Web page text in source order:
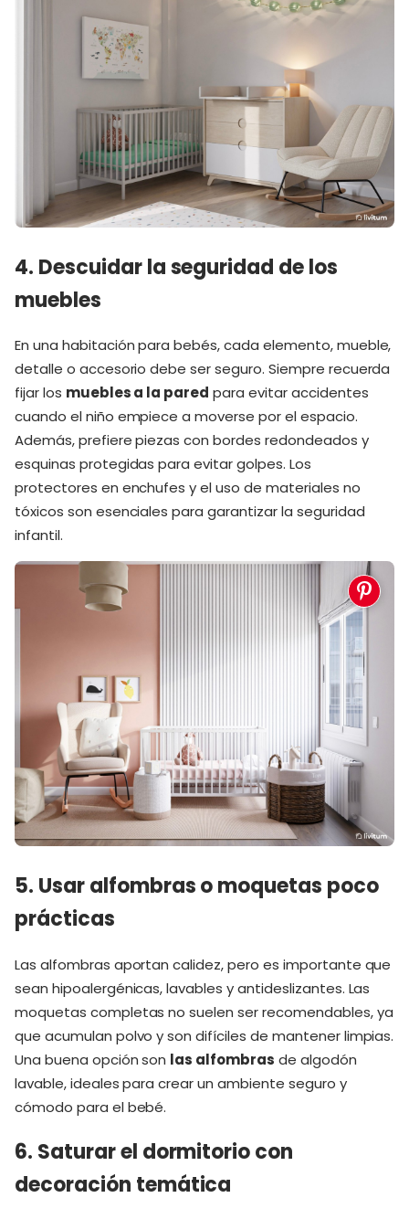
4. Descuidar la seguridad de los
muebles
En una habitación para bebés, cada elemento, mueble,
detalle o accesorio debe ser seguro. Siempre recuerda
fijar los muebles a la pared para evitar accidentes
cuando el niño empiece a moverse por el espacio​.
Además, prefiere piezas con bordes redondeados y
esquinas protegidas para evitar golpes. Los
protectores en enchufes y el uso de materiales no
tóxicos son esenciales para garantizar la seguridad
infantil.
5. Usar alfombras o moquetas poco
prácticas
Las alfombras aportan calidez, pero es importante que
sean hipoalergénicas, lavables y antideslizantes. Las
moquetas completas no suelen ser recomendables, ya
que acumulan polvo y son difíciles de mantener limpias.
Una buena opción son las alfombras de algodón
lavable, ideales para crear un ambiente seguro y
cómodo para el bebé.
6. Saturar el dormitorio con
decoración temática